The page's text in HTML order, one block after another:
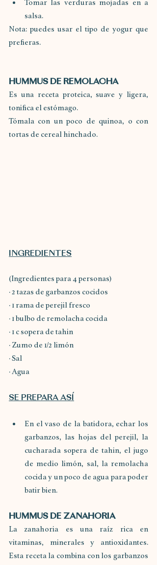
Tomar las verduras mojadas en a
salsa.
Nota: puedes usar el tipo de yogur que
prefieras.
HUMMUS DE REMOLACHA
Es una receta proteica, suave y ligera,
tonifica el estómago.
Tómala con un poco de quinoa, o con
tortas de cereal hinchado.
INGREDIENTES
(Ingredientes para 4 personas)
· 2 tazas de garbanzos cocidos
· 1 rama de perejil fresco
· 1 bulbo de remolacha cocida
· 1 c sopera de tahin
· Zumo de 1/2 limón
· Sal
· Agua
SE PREPARA ASÍ
En el vaso de la batidora, echar los
garbanzos, las hojas del perejil, la
cucharada sopera de tahin, el jugo
de medio limón, sal, la remolacha
cocida y un poco de agua para poder
batir bien.
HUMMUS DE ZANAHORIA
La zanahoria es una raíz rica en
vitaminas, minerales y antioxidantes.
Esta receta la combina con los garbanzos